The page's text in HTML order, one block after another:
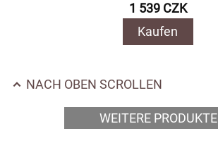
1 539 CZK
Kaufen
NACH OBEN SCROLLEN
WEITERE PRODUKTE